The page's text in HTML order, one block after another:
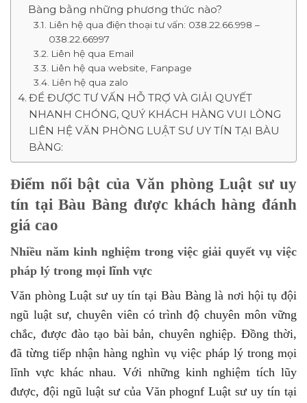
Bàng bằng những phương thức nào?
Liên hệ qua điện thoại tư vấn: 038.22.66.998 –
038.22.66997
Liên hệ qua Email
Liên hệ qua website, Fanpage
Liên hệ qua zalo
ĐỂ ĐƯỢC TƯ VẤN HỖ TRỢ VÀ GIẢI QUYẾT
NHANH CHÓNG, QUÝ KHÁCH HÀNG VUI LÒNG
LIÊN HỆ VĂN PHÒNG LUẬT SƯ UY TÍN TẠI BÀU
BÀNG:
Điểm nổi bật của Văn phòng Luật sư uy
tín tại Bàu Bàng được khách hàng đánh
giá cao
Nhiều năm kinh nghiệm trong việc giải quyết vụ việc
pháp lý trong mọi lĩnh vực
Văn phòng Luật sư uy tín tại Bàu Bàng là nơi hội tụ đội
ngũ luật sư, chuyên viên có trình độ chuyên môn vững
chắc, được đào tạo bài bản, chuyên nghiệp. Đồng thời,
đã từng tiếp nhận hàng nghìn vụ việc pháp lý trong mọi
lĩnh vực khác nhau. Với những kinh nghiệm tích lũy
được, đội ngũ luật sư của Văn phognf Luật sư uy tín tại